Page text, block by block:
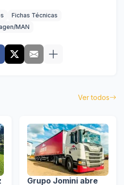
Fichas Técnicas
MAN
Ver todos
Grupo Jomini abre